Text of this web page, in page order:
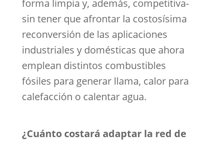
forma limpia y, además, competitiva-
sin tener que afrontar la costosísima
reconversión de las aplicaciones
industriales y domésticas que ahora
emplean distintos combustibles
fósiles para generar llama, calor para
calefacción o calentar agua.
¿Cuánto costará adaptar la red de